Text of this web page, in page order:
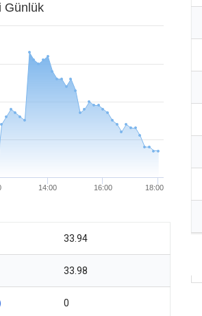
Günlük
14:00 16:00 18:00
33.94
33.98
0